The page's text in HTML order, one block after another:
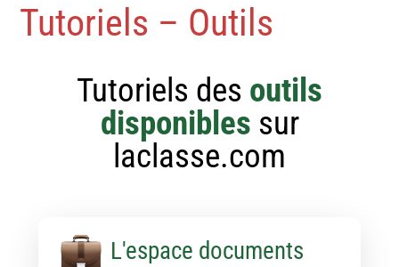
Tutoriels – Outils
Tutoriels des outils
disponibles sur
laclasse.com
L'espace documents